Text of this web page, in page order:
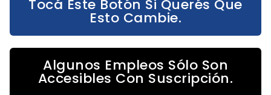
Tocá Este Botón Si Querés Que
Esto Cambie.
Algunos Empleos Sólo Son
Accesibles Con Suscripción.